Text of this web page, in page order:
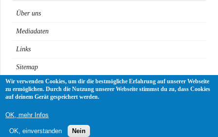
Über uns
Mediadaten
Links
Sitemap
Impressum
Wir verwenden Cookies, um dir die bestmögliche Erfahrung auf unserer Webseite
zu ermöglichen. Durch die Nutzung unserer Webseite stimmst du zu, dass Cookies
auf deinem Gerät gespeichert werden.
OK, mehr Infos
OK, einverstanden Nein